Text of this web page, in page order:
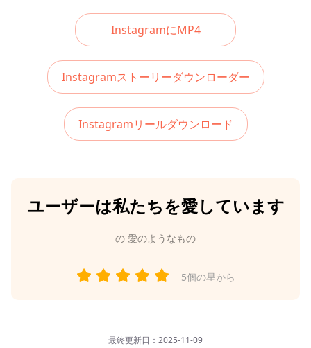
InstagramにMP4
Instagramストーリーダウンローダー
Instagramリールダウンロード
ユーザーは私たちを愛しています
の 愛のようなもの
5個の星から
最終更新日：2025-11-09